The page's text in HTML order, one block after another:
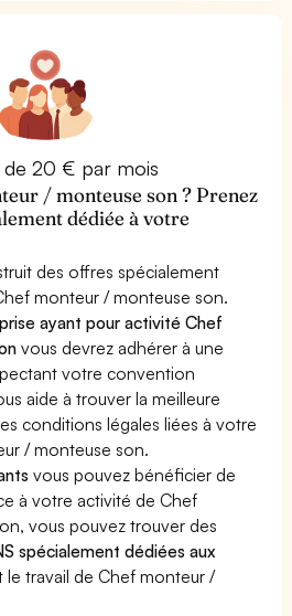
20 € par mois
/ monteuse son ? Prenez
dédiée à votre
des offres spécialement
monteur / monteuse son.
ayant pour activité Chef
vous devrez adhérer à une
votre convention
aide à trouver la meilleure
conditions légales liées à votre
/ monteuse son.
vous pouvez bénéficier de
à votre activité de Chef
vous pouvez trouver des
spécialement dédiées aux
le travail de Chef monteur /